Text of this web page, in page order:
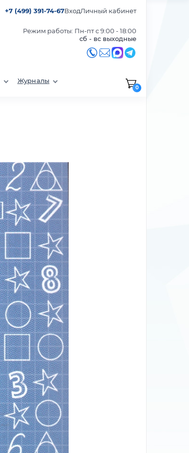
+7 (499) 391-74-67ВходЛичный кабинет
Режим работы: Пн-пт с 9:00 - 18:00
сб - вс выходные
Журналы
0